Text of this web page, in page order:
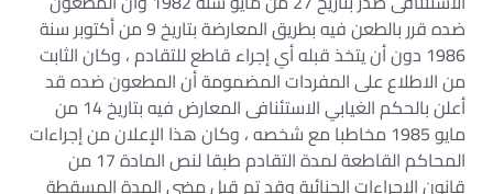
ضده قرر بالطعن فيه بطريق المعارضة بتاريخ 9 من أكتوبر سنة
1986 دون أن يتخذ قبله أي إجراء قاطع للتقادم ، وكان الثابت
من الاطلاع على المفردات المضمومة أن المطعون ضده قد
أعلن بالحكم الغيابي الاستئنافى المعارض فيه بتاريخ 14 من
مايو 1985 مخاطبا مع شخصه ، وكان هذا الإعلان من إجراءات
المحاكم القاطعة لمدة التقادم طبقا لنص المادة 17 من
قانون الإجراءات الجنائية وقد تم قبل مضى المدة المسقطة